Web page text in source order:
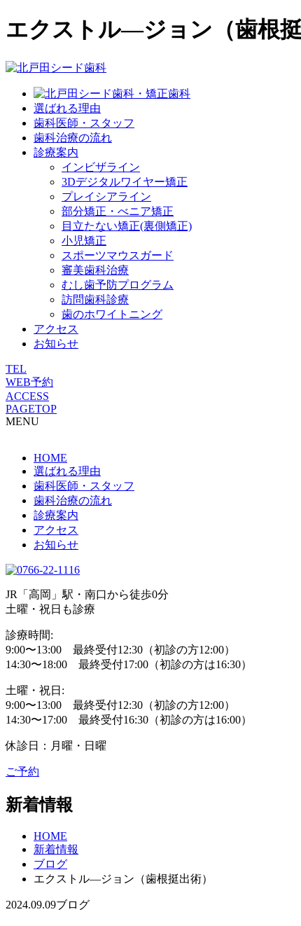
エクストル―ジョン（歯根
選ばれる理由
歯科医師・スタッフ
歯科治療の流れ
診療案内
インビザライン
3Dデジタルワイヤー矯正
プレイシアライン
部分矯正・べニア矯正
目立たない矯正(裏側矯正)
小児矯正
スポーツマウスガード
審美歯科治療
むし歯予防プログラム
訪問歯科診療
歯のホワイトニング
アクセス
お知らせ
TEL
WEB予約
ACCESS
PAGETOP
MENU
HOME
選ばれる理由
歯科医師・スタッフ
歯科治療の流れ
診療案内
アクセス
お知らせ
JR「高岡」駅・南口から徒歩0分
土曜・祝日も診療
診療時間:
9:00〜13:00 最終受付12:30（初診の方12:00）
14:30〜18:00 最終受付17:00（初診の方は16:30）
土曜・祝日:
9:00〜13:00 最終受付12:30（初診の方12:00）
14:30〜17:00 最終受付16:30（初診の方は16:00）
休診日：月曜・日曜
ご予約
新着情報
HOME
新着情報
ブログ
エクストル―ジョン（歯根挺出術）
2024.09.09ブログ